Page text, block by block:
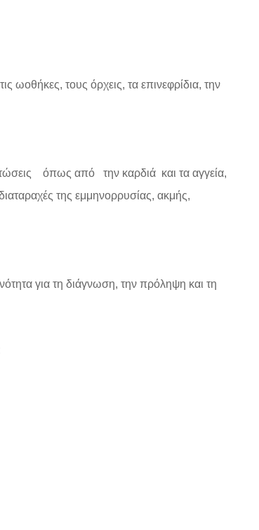
ωοθήκες, τους όρχεις, τα επινεφρίδια, την
όπως από την καρδιά και τα αγγεία,
της εμμηνορρυσίας, ακμής,
για τη διάγνωση, την πρόληψη και τη